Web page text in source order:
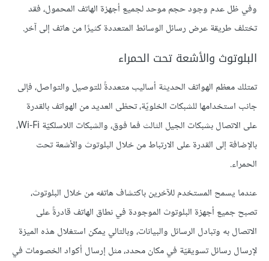
وفي ظل عدم وجود حجم موحد لجميع أجهزة الهاتف المحمول، فقد
تختلف طريقة عرض رسائل الوسائط المتعددة كثيرًا من هاتف إلى آخر.
البلوتوث والأشعة تحت الحمراء
تمتلك معظم الهواتف الحديثة أساليب متعددةً للتوصيل والتواصل، فإلى
جانب استخدامها للشبكات الخلويّة، تحظى العديد من الهواتف بالقدرة
على الاتصال بشبكات الجيل الثالث فما فوق، والشبكات اللاسلكيّة Wi-Fi،
بالإضافة إلى القدرة على الارتباط من خلال البلوتوث والأشعة تحت
الحمراء.
عندما يسمح المستخدم للآخرين باكتشاف هاتفه من خلال البلوتوث،
تصبح جميع أجهزة البلوتوث الموجودة في نطاق الهاتف قادرةً على
الاتصال به وتبادل الرسائل والبيانات، وبالتالي يمكن استغلال هذه الميزة
لإرسال رسائل تسويقيّة في مكان محدد، مثل إرسال أكواد الخصومات في